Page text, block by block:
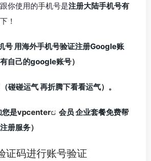
你使用的手机号是注册大陆手机号有
！
号 用海外手机号验证注册Google账
自己的google账号）
碰碰运气 再折腾下看看运气）。
您是vpcenter
会员 企业套餐免费帮
册服务）
证码进行账号验证